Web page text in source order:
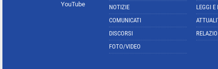
YouTube
NOTIZIE
COMUNICATI
DISCORSI
FOTO/VIDEO
LEGGI E